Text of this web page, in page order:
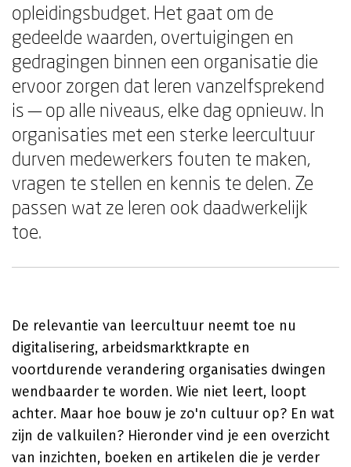
opleidingsbudget. Het gaat om de
gedeelde waarden, overtuigingen en
gedragingen binnen een organisatie die
ervoor zorgen dat leren vanzelfsprekend
is — op alle niveaus, elke dag opnieuw. In
organisaties met een sterke leercultuur
durven medewerkers fouten te maken,
vragen te stellen en kennis te delen. Ze
passen wat ze leren ook daadwerkelijk
toe.
De relevantie van leercultuur neemt toe nu
digitalisering, arbeidsmarktkrapte en
voortdurende verandering organisaties dwingen
wendbaarder te worden. Wie niet leert, loopt
achter. Maar hoe bouw je zo'n cultuur op? En wat
zijn de valkuilen? Hieronder vind je een overzicht
van inzichten, boeken en artikelen die je verder